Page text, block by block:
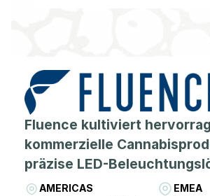
Fluence kultiviert
kommerzielle
präzise LED-
AMERICAS
EMEA